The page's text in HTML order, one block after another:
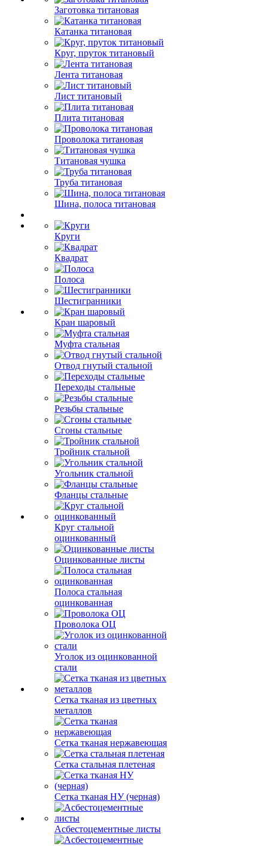
Заготовка титановая
Катанка титановая
Круг, пруток титановый
Лента титановая
Лист титановый
Плита титановая
Проволока титановая
Титановая чушка
Труба титановая
Шина, полоса титановая
Круги
Квадрат
Полоса
Шестигранники
Кран шаровый
Муфта стальная
Отвод гнутый стальной
Переходы стальные
Резьбы стальные
Сгоны стальные
Тройник стальной
Угольник стальной
Фланцы стальные
Круг стальной
оцинкованный
Оцинкованные листы
Полоса стальная
оцинкованная
Проволока ОЦ
Уголок из оцинкованной
стали
Сетка тканая из цветных
металлов
Сетка тканая нержавеющая
Сетка стальная плетеная
Сетка тканая НУ (черная)
Асбестоцементные листы